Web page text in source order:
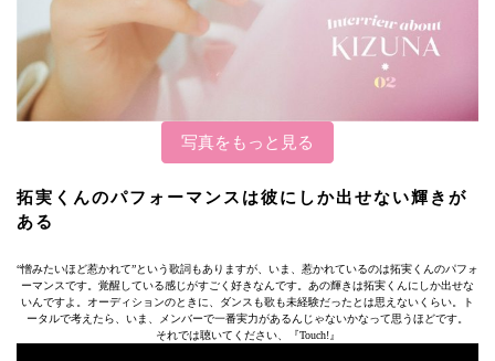
写真をもっと見る
拓実くんのパフォーマンスは彼にしか出せない輝きが
ある
“憎みたいほど惹かれて”という歌詞もありますが、いま、惹かれているのは拓実くんのパフォ
ーマンスです。覚醒している感じがすごく好きなんです。あの輝きは拓実くんにしか出せな
いんですよ。オーディションのときに、ダンスも歌も未経験だったとは思えないくらい。ト
ータルで考えたら、いま、メンバーで一番実力があるんじゃないかなって思うほどです。
それでは聴いてください、『Touch!』